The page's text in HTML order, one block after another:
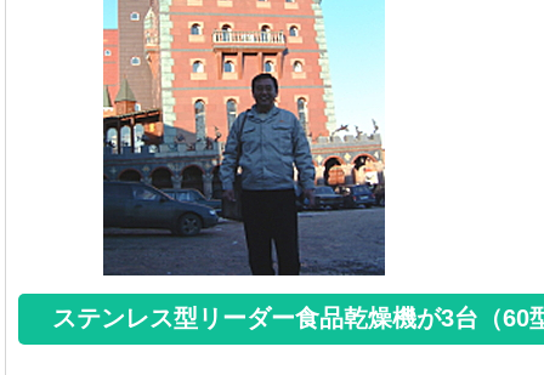
ステンレス型リーダー食品乾燥機が3台（60